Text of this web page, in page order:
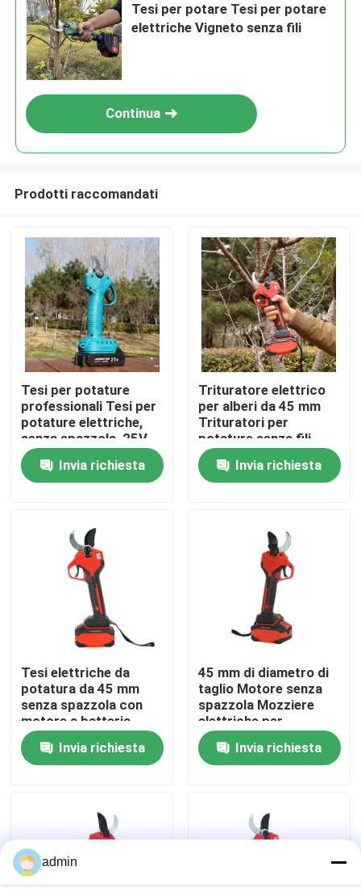
Casa.
Prodotti
Su di noi
display di fabbrica
Contattaci
Chiedi un preventivo
Mini Chainsaw tenuto in mano
motosega elettrica
Tesi per potare Tesi per potare
elettriche Vigneto senza fili
Continua
Prodotti raccomandati
Tesi per potature
professionali Tesi per
potature elettriche,
senza spazzola, 25V
Tesi per potature
senza filiInvia richiesta
Trituratore elettrico
per alberi da 45 mm
Trituratori per
potature senza fili
Motore senza
spazzole per uso in
giardino
Invia richiesta
Tesi elettriche da
potatura da 45 mm
senza spazzola con
motore a batteria
Invia richiesta
45 mm di diametro di
taglio Motore senza
spazzola Mozziere
elettriche per
potatura con disegno
leggero da 1,3 kg
Invia richiesta
admin